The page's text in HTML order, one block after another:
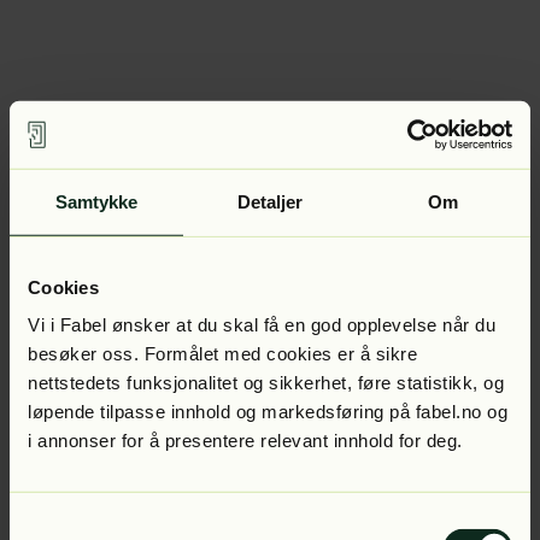
Samtykke Detaljer Om
Cookies
Vi i Fabel ønsker at du skal få en god opplevelse når du
besøker oss. Formålet med cookies er å sikre
nettstedets funksjonalitet og sikkerhet, føre statistikk, og
løpende tilpasse innhold og markedsføring på fabel.no og
i annonser for å presentere relevant innhold for deg.